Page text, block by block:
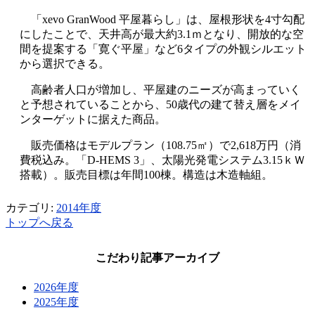
「xevo GranWood 平屋暮らし」は、屋根形状を4寸勾配
にしたことで、天井高が最大約3.1ｍとなり、開放的な空
間を提案する「寛ぐ平屋」など6タイプの外観シルエット
から選択できる。
高齢者人口が増加し、平屋建のニーズが高まっていく
と予想されていることから、50歳代の建て替え層をメイ
ンターゲットに据えた商品。
販売価格はモデルプラン（108.75㎡）で2,618万円（消
費税込み。「D-HEMS 3」、太陽光発電システム3.15ｋＷ
搭載）。販売目標は年間100棟。構造は木造軸組。
カテゴリ: 2014年度
トップへ戻る
こだわり記事アーカイブ
2026年度
2025年度